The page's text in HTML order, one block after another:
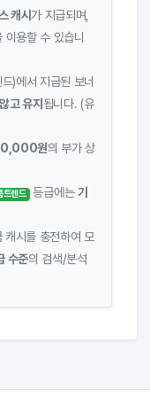
캐시가 지급되며,
용할 수 있습니
)에서 지급된 보너
고 유지 됩니다. (유
원의 부가 상
트렌드 등급에는기
캐시를 충전하여 모
수준의 검색/분석